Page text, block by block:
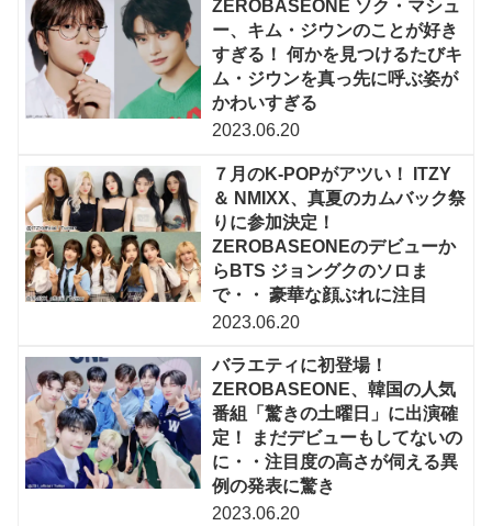
ZEROBASEONE ソク・マシュ
ー、キム・ジウンのことが好き
すぎる！ 何かを見つけるたびキ
ム・ジウンを真っ先に呼ぶ姿が
かわいすぎる
2023.06.20
７月のK-POPがアツい！ ITZY
＆ NMIXX、真夏のカムバック祭
りに参加決定！
ZEROBASEONEのデビューか
らBTS ジョングクのソロま
で・・ 豪華な顔ぶれに注目
2023.06.20
バラエティに初登場！
ZEROBASEONE、韓国の人気
番組「驚きの土曜日」に出演確
定！ まだデビューもしてないの
に・・注目度の高さが伺える異
例の発表に驚き
2023.06.20